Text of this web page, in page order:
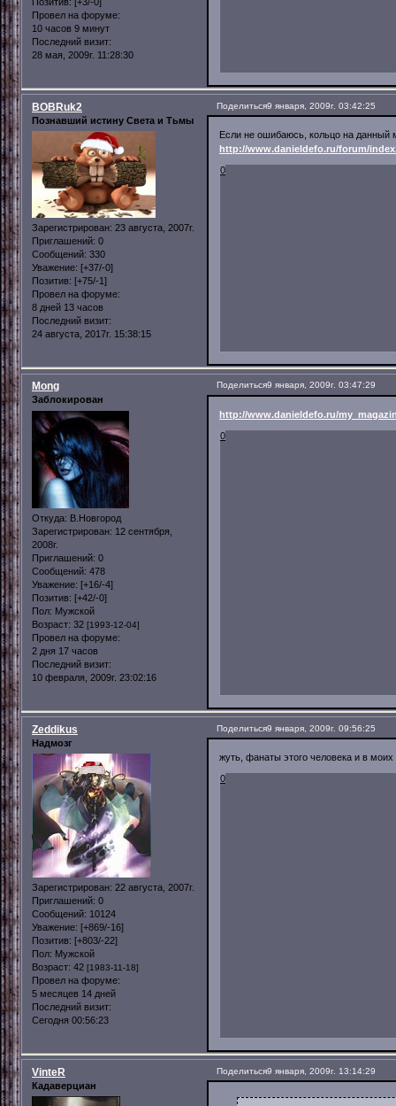
Провел на форуме:
10 часов 9 минут
Последний визит:
28 мая, 2009г. 11:28:30
Поделиться9 января, 2009г. 03:42:25
BOBRuk2
Познавший истину Света и Тьмы
Зарегистрирован: 23 августа, 2007г.
Приглашений: 0
Сообщений: 330
Уважение: [+37/-0]
Позитив: [+75/-1]
Провел на форуме:
8 дней 13 часов
Последний визит:
24 августа, 2017г. 15:38:15
Если не ошибаюсь, кольцо на данный
http://www.danieldefo.ru/forum/
0
Поделиться9 января, 2009г. 03:47:29
Mong
Заблокирован
Откуда: В.Новгород
Зарегистрирован: 12 сентября,
2008г.
Приглашений: 0
Сообщений: 478
Уважение: [+16/-4]
Позитив: [+42/-0]
Пол: Мужской
Возраст: 32 [1993-12-04]
Провел на форуме:
2 дня 17 часов
Последний визит:
10 февраля, 2009г. 23:02:16
http://www.danieldefo.ru/
0
Поделиться9 января, 2009г. 09:56:25
Zeddikus
Надмозг
Зарегистрирован: 22 августа, 2007г.
Приглашений: 0
Сообщений: 10124
Уважение: [+869/-16]
Позитив: [+803/-22]
Пол: Мужской
Возраст: 42 [1983-11-18]
Провел на форуме:
5 месяцев 14 дней
Последний визит:
Сегодня 00:56:23
жуть, фанаты этого человека и в
0
Поделиться9 января, 2009г. 13:14:29
VinteR
Кадаверциан